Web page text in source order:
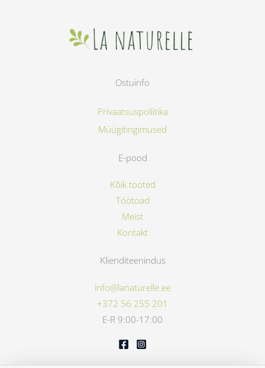
Ostuinfo
Privaatsuspoliitika
Müügitingimused
E-pood
Kõik tooted
Töötoad
Meist
Kontakt
Klienditeenindus
info@lanaturelle.ee
+372 56 255 201
E-R 9:00-17:00